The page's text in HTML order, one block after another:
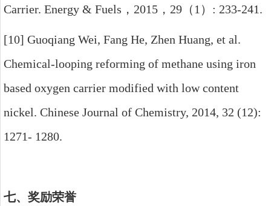
Carrier. Energy & Fuels ， 2015 ， 29 （1 ） : 233-241.
[10] Guoqiang Wei, Fang He, Zhen Huang, et al.
Chemical-looping reforming of methane using iron
based oxygen carrier modified with low content
nickel. Chinese Journal of Chemistry, 2014, 32 (12):
1271- 1280.
七、奖励荣誉